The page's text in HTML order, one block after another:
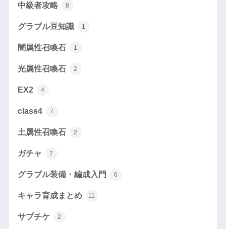
中級者攻略 8
グラブル豆知識 1
闇属性召喚石 1
光属性召喚石 2
EX2 4
class4 7
土属性召喚石 2
ガチャ 7
グラブル装備・編成入門 6
キャラ育成まとめ 11
サプチケ 2